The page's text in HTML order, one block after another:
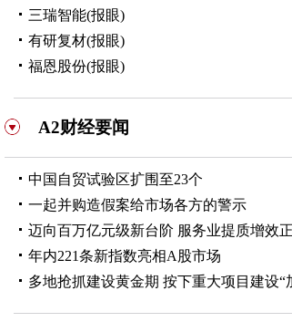
三瑞智能(报眼)
有研复材(报眼)
福恩股份(报眼)
A2财经要闻
中国自贸试验区扩围至23个
一起并购造假案给市场各方的警示
迈向百万亿元级新台阶 服务业提质增效
年内221条新指数亮相A股市场
多地抢抓建设黄金期 按下重大项目建设“